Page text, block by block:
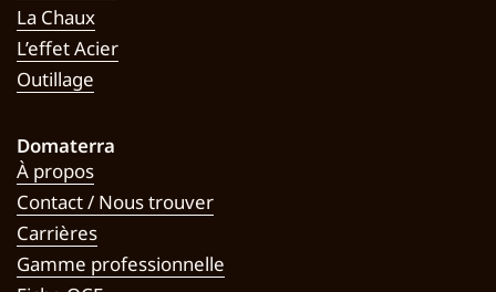
La Chaux
L’effet Acier
Outillage
Domaterra
À propos
Contact / Nous trouver
Carrières
Gamme professionnelle